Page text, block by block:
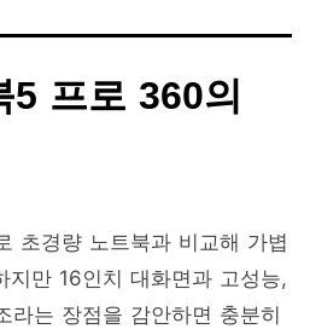
5 프로 360의
초경량 노트북과 비교해 가볍
지만 16인치 대화면과 고성능,
라는 장점을 감안하면 충분히